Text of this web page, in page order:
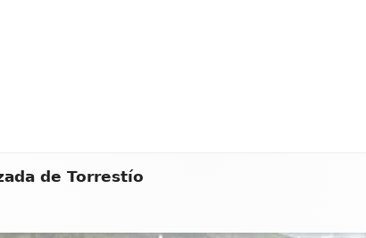
de Torrestío